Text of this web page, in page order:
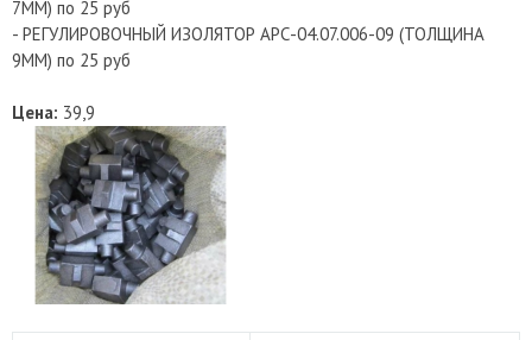
7ММ) по 25 руб
- РЕГУЛИРОВОЧНЫЙ ИЗОЛЯТОР АРС-04.07.006-09 (ТОЛЩИНА
9ММ) по 25 руб
Цена: 39,9